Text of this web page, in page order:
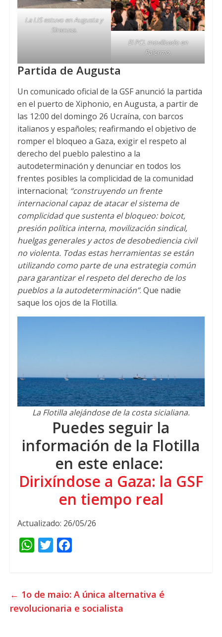
La LIS estuvo en Augusta y
Siracusa.
El PCL movilizado en
Palermo.
Partida de Augusta
Un comunicado oficial de la GSF anunció la partida
en el puerto de Xiphonio, en Augusta, a partir de
las 12:00 del domingo 26 Ucraína, con barcos
italianos y españoles; reafirmando el objetivo de
romper el bloqueo a Gaza, exigir el respeto al
derecho del pueblo palestino a la
autodeterminación y denunciar en todos los
frentes posibles la complicidad de la comunidad
internacional; “construyendo un frente
internacional capaz de atacar el sistema de
complicidad que sustenta el bloqueo:boicot,
presión política interna, movilización sindical,
huelgas generales y actos de desobediencia civil
no violenta. Todas estas herramientas se están
utilizando como parte de una estrategia común
para garantizar el respeto del derecho de los
pueblos a la autodeterminación”. Que nadie
saque los ojos de la Flotilla.
La Flotilla alejándose de la costa sicialiana.
Puedes seguir la
información de la Flotilla
en este enlace:
Dirixíndose a Gaza: la GSF
en tiempo real
Actualizado: 26/05/26
W
s
t
e
b
← 1o de maio: A única alternativa é
revolucionaria e socialista